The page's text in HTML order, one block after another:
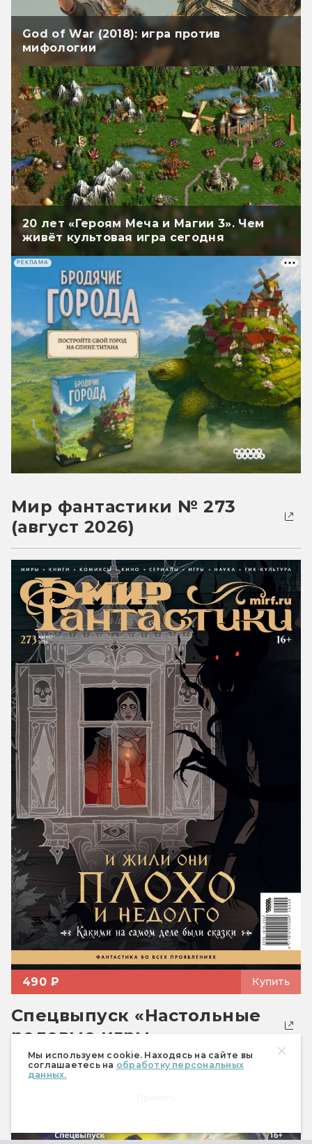
Мы используем cookie. Находясь на сайте вы
соглашаетесь на обработку персональных
данных.
God of War (2018): игра против
мифологии
20 лет «Героям Меча и Магии 3». Чем
живёт культовая игра сегодня
РЕКЛАМА
Мир фантастики № 273
(август 2026)
490 ₽ Купить
Спецвыпуск «Настольные
ролевые игры»